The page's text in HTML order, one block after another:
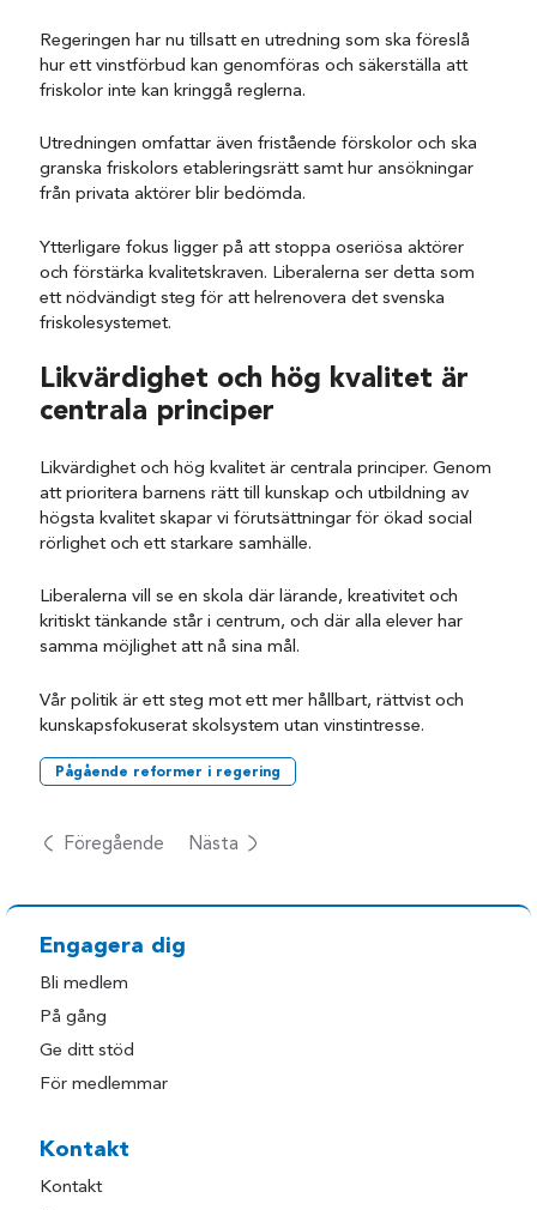
Regeringen har nu tillsatt en utredning som ska föreslå
hur ett vinstförbud kan genomföras och säkerställa att
friskolor inte kan kringgå reglerna.
Utredningen omfattar även fristående förskolor och ska
granska friskolors etableringsrätt samt hur ansökningar
från privata aktörer blir bedömda.
Ytterligare fokus ligger på att stoppa oseriösa aktörer
och förstärka kvalitetskraven. Liberalerna ser detta som
ett nödvändigt steg för att helrenovera det svenska
friskolesystemet.
Likvärdighet och hög kvalitet är
centrala principer
Likvärdighet och hög kvalitet är centrala principer.Genom
att prioritera barnens rätt till kunskap och utbildning av
högsta kvalitet skapar vi förutsättningar för ökad social
rörlighet och ett starkare samhälle.
Liberalerna vill se en skola där lärande, kreativitet och
kritiskt tänkande står i centrum, och där alla elever har
samma möjlighet att nå sina mål.
Vår politik är ett steg mot ett mer hållbart, rättvist och
kunskapsfokuserat skolsystem utan vinstintresse.
Pågående reformer i regering
Föregående Nästa
Engagera dig
Bli medlem
På gång
Ge ditt stöd
För medlemmar
Kontakt
Kontakt